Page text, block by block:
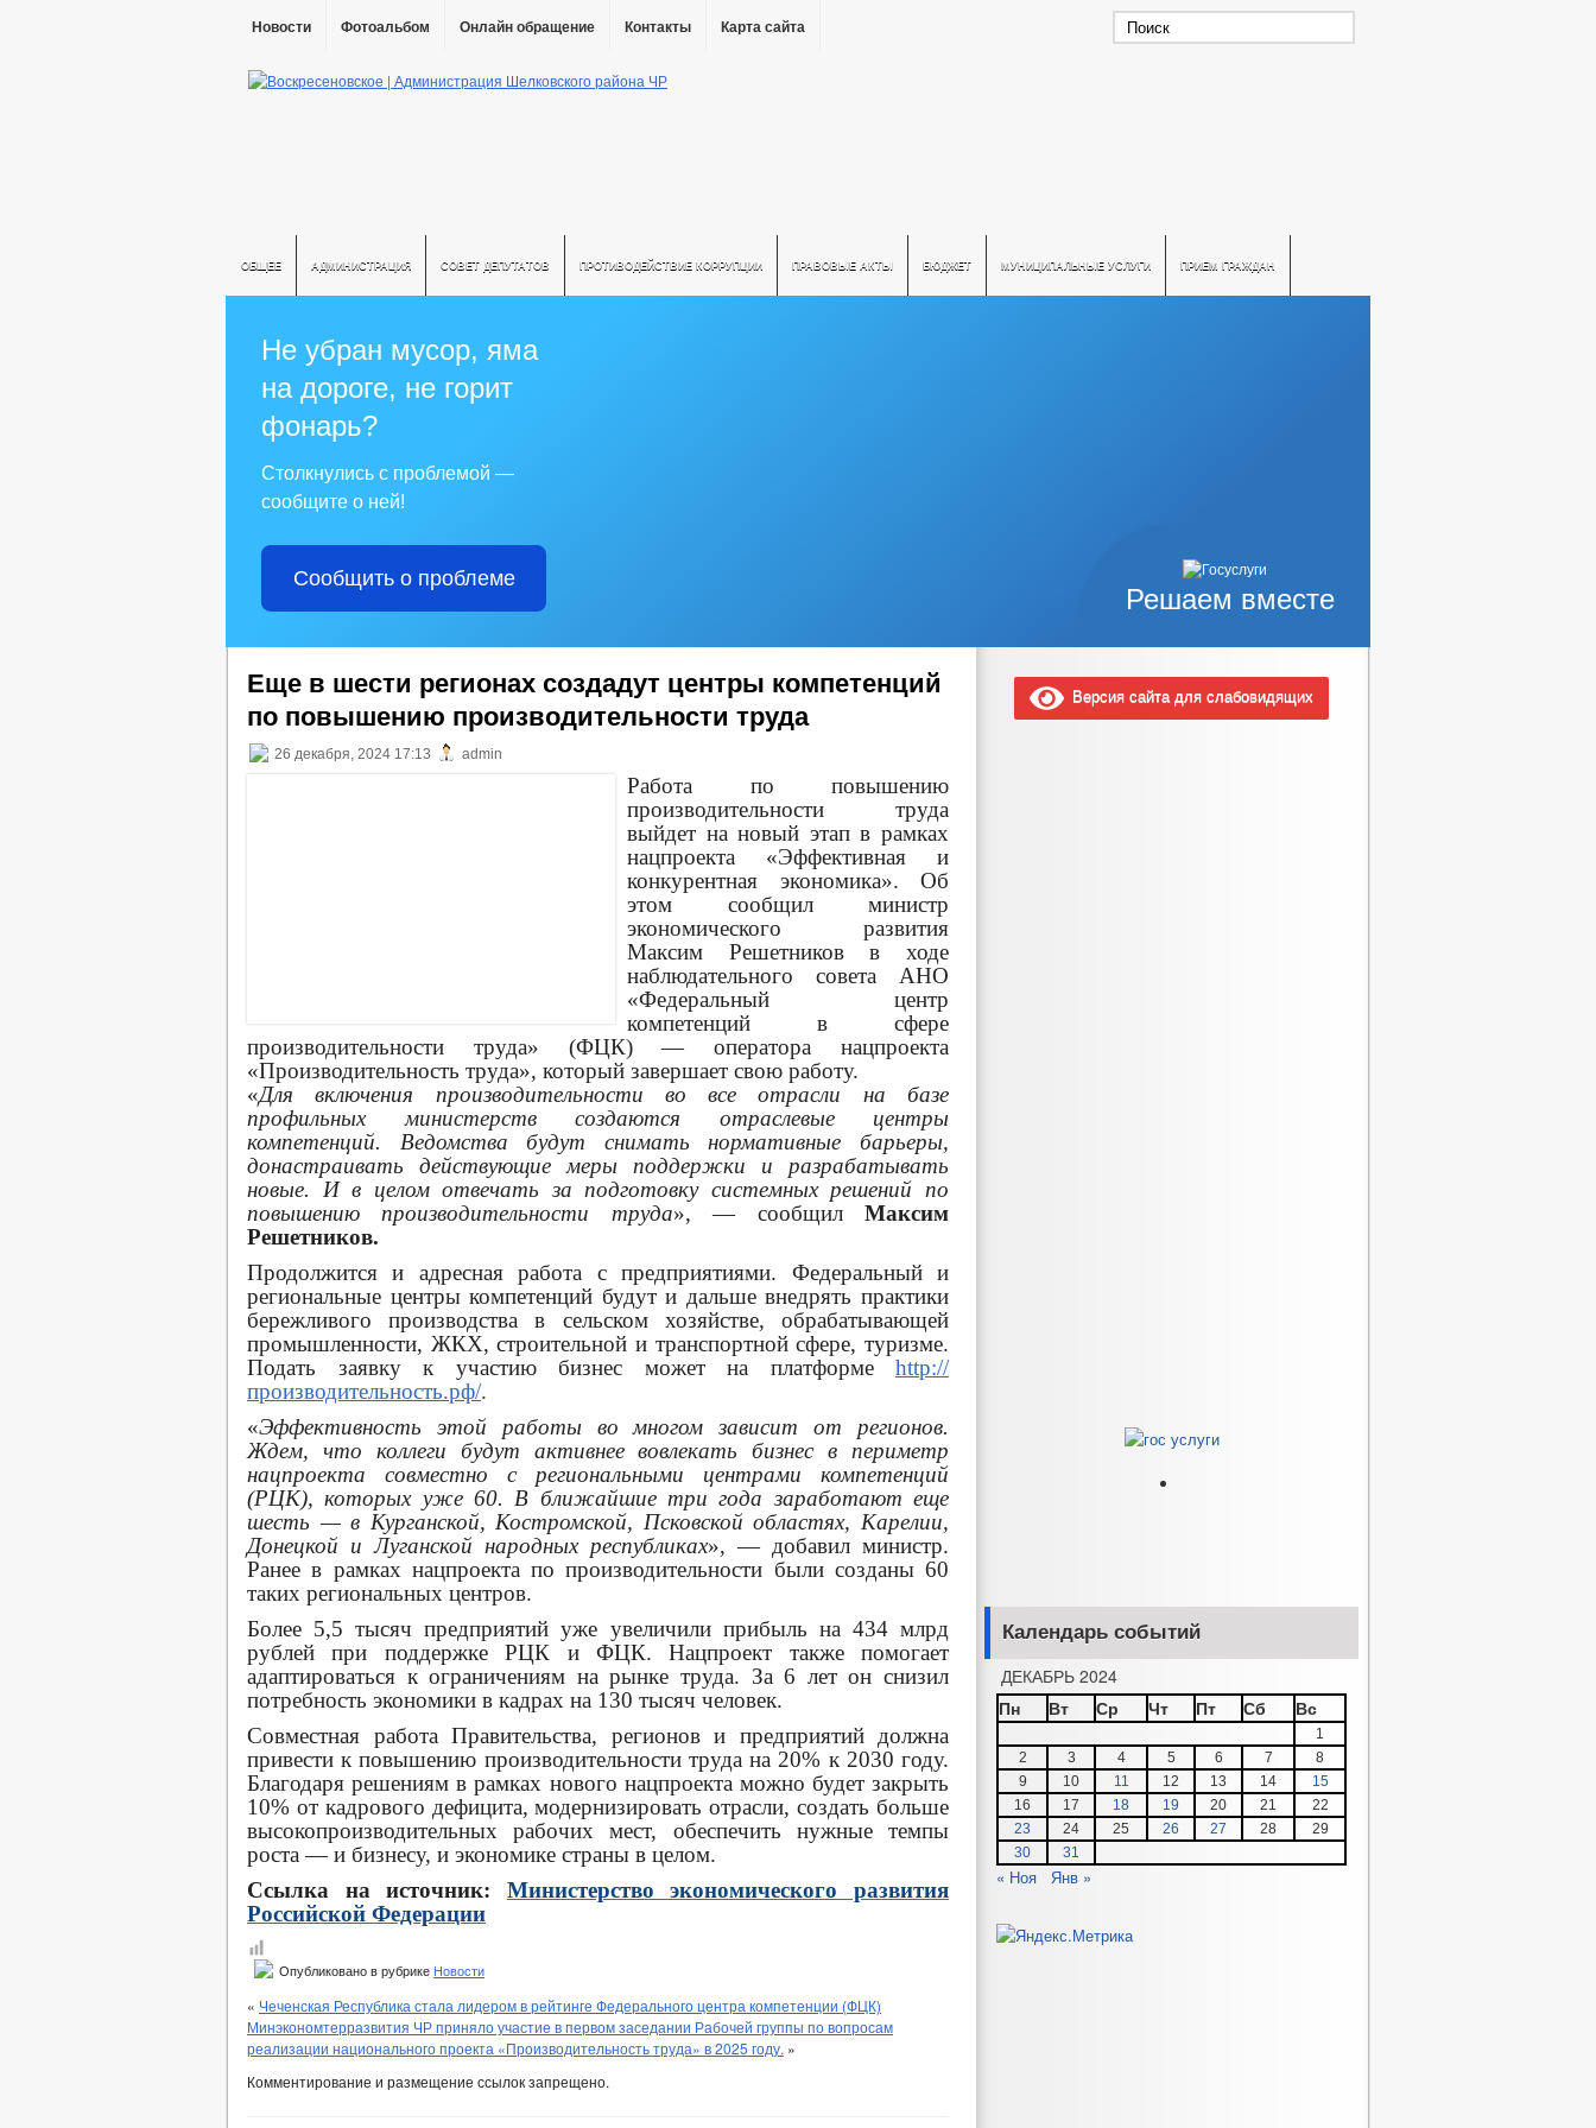
Новости Фотоальбом Онлайн обращение Контакты Карта сайта
ОБЩЕЕ АДМИНИСТРАЦИЯ СОВЕТ ДЕПУТАТОВ ПРОТИВОДЕЙСТВИЕ КОРРУПЦИИ ПРАВОВЫЕ АКТЫ БЮДЖЕТ МУНИЦИПАЛЬНЫЕ УСЛУГИ ПРИЕМ ГРАЖДАН
Решаем вместе
Не убран мусор, яма
на дороге, не горит
фонарь?
Столкнулись с проблемой —
сообщите о ней!
Сообщить о проблеме
Еще в шести регионах создадут центры компетенций
по повышению производительности труда
26 декабря, 2024 17:13 admin
Работа по повышению
производительности труда
выйдет на новый этап в рамках
нацпроекта «Эффективная и
конкурентная экономика». Об
этом сообщил министр
экономического развития
Максим Решетников в ходе
наблюдательного совета АНО
«Федеральный центр
компетенций в сфере
производительности труда» (ФЦК) — оператора нацпроекта
«Производительность труда», который завершает свою работу.
«Для включения производительности во все отрасли на базе
профильных министерств создаются отраслевые центры
компетенций. Ведомства будут снимать нормативные барьеры,
донастраивать действующие меры поддержки и разрабатывать
новые. И в целом отвечать за подготовку системных решений по
повышению производительности труда», — сообщилМаксим
Решетников.
Продолжится и адресная работа с предприятиями. Федеральный и
региональные центры компетенций будут и дальше внедрять практики
бережливого производства в сельском хозяйстве, обрабатывающей
промышленности, ЖКХ, строительной и транспортной сфере, туризме.
Подать заявку к участию бизнес может на платформе http://
производительность.рф/.
«Эффективность этой работы во многом зависит от регионов.
Ждем, что коллеги будут активнее вовлекать бизнес в периметр
нацпроекта совместно с региональными центрами компетенций
(РЦК), которых уже 60. В ближайшие три года заработают еще
шесть — в Курганской, Костромской, Псковской областях, Карелии,
Донецкой и Луганской народных республиках», — добавил министр.
Ранее в рамках нацпроекта по производительности были созданы 60
таких региональных центров.
Более 5,5 тысяч предприятий уже увеличили прибыль на 434 млрд
рублей при поддержке РЦК и ФЦК. Нацпроект также помогает
адаптироваться к ограничениям на рынке труда. За 6 лет он снизил
потребность экономики в кадрах на 130 тысяч человек.
Совместная работа Правительства, регионов и предприятий должна
привести к повышению производительности труда на 20% к 2030 году.
Благодаря решениям в рамках нового нацпроекта можно будет закрыть
10% от кадрового дефицита, модернизировать отрасли, создать больше
высокопроизводительных рабочих мест, обеспечить нужные темпы
роста — и бизнесу, и экономике страны в целом.
Ссылка на источник: Министерство экономического развития
Российской Федерации
Опубликовано в рубрике Новости
« Чеченская Республика стала лидером в рейтинге Федерального центра компетенции (ФЦК)
Минэкономтерразвития ЧР приняло участие в первом заседании Рабочей группы по вопросам
реализации национального проекта «Производительность труда» в 2025 году. »
Комментирование и размещение ссылок запрещено.
Версия сайта для слабовидящих
Календарь событий
ДЕКАБРЬ 2024
Пн
Вт Ср Чт Пт Сб Вс
1
2
3 4 5 6 7
8
9
10 11 12 13 14
15
16
17 18 19 20 21
22
23
24 25 26 27 28
29
30
31
« Ноя Янв »